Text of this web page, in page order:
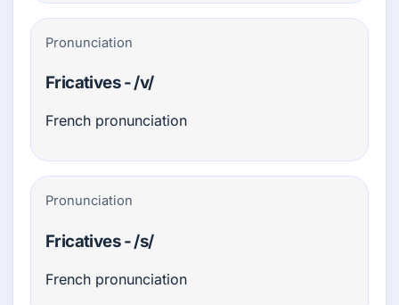
Pronunciation
Fricatives - /v/
French pronunciation
Pronunciation
Fricatives - /s/
French pronunciation